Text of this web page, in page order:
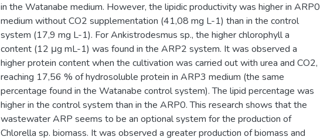
in the Watanabe medium. However, the lipidic productivity was higher in ARP0
medium without CO2 supplementation (41,08 mg L-1) than in the control
system (17,9 mg L-1). For Ankistrodesmus sp., the higher chlorophyll a
content (12 μg mL-1) was found in the ARP2 system. It was observed a
higher protein content when the cultivation was carried out with urea and CO2,
reaching 17,56 % of hydrosoluble protein in ARP3 medium (the same
percentage found in the Watanabe control system). The lipid percentage was
higher in the control system than in the ARP0. This research shows that the
wastewater ARP seems to be an optional system for the production of
Chlorella sp. biomass. It was observed a greater production of biomass and